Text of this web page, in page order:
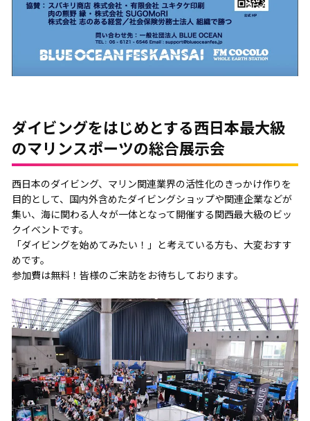
ダイビングをはじめとする西日本最大級
のマリンスポーツの総合展示会
西日本のダイビング、マリン関連業界の活性化のきっかけ作りを
目的として、国内外含めたダイビングショップや関連企業などが
集い、海に関わる人々が一体となって開催する関西最大級のビッ
クイベントです。
「ダイビングを始めてみたい！」と考えている方も、大変おすす
めです。
参加費は無料！皆様のご来訪をお待ちしております。